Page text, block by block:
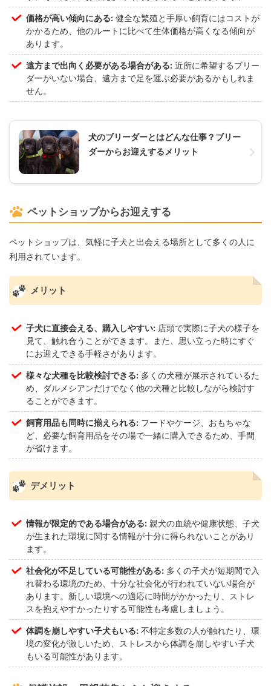
価格が高い傾向にある: 健全な繁殖と手厚い飼育にはコストが
かかるため、他のルートに比べて生体価格が高くなる傾向が
あります。
遠方まで出向く必要がある場合がある: 近所に希望するブリー
ダーがいない場合、遠方まで足を運ぶ必要があるかもしれま
せん。
犬のブリーダーとはどんな仕事？ブリー
ダーからお迎えするメリット
ペットショップからお迎えする
ペットショップは、気軽に子犬と出会える場所として多くの人に
利用されています。
メリット
子犬に直接会える、購入しやすい: 店頭で実際に子犬の様子を
見て、触れ合うことができます。また、思い立った時にすぐ
にお迎えできる手軽さがあります。
様々な犬種を比較検討できる: 多くの犬種が展示されているた
め、ダルメシアンだけでなく他の犬種と比較しながら検討す
ることができます。
飼育用品も同時に揃えられる: フードやケージ、おもちゃな
ど、必要な飼育用品をその場で一緒に購入できるため、手間
が省けます。
デメリット
情報が限定的である場合がある: 親犬の血統や健康状態、子犬
が生まれた環境に関する情報が十分に得られないことがあり
ます。
社会化が不足している可能性がある: 多くの子犬が短期間で入
れ替わる環境のため、十分な社会化が行われていない場合が
あります。新しい環境への適応に時間がかかったり、ストレ
スを抱えやすかったりする可能性も考慮しましょう。
体調を崩しやすい子犬もいる: 不特定多数の人が触れたり、環
境の変化が激しいため、ストレスから体調を崩しやすい子犬
もいる可能性があります。